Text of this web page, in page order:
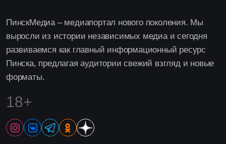
ПинскМедиа – медиапортал нового поколения. Мы
выросли из истории независимых медиа и сегодня
развиваемся как главный информационный ресурс
Пинска, предлагая аудитории свежий взгляд и новые
форматы.
18+